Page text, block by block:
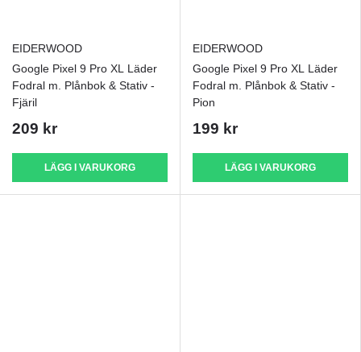
EIDERWOOD
Google Pixel 9 Pro XL Läder
Fodral m. Plånbok & Stativ -
Fjäril
209 kr
LÄGG I VARUKORG
EIDERWOOD
Google Pixel 9 Pro XL Läder
Fodral m. Plånbok & Stativ -
Pion
199 kr
LÄGG I VARUKORG